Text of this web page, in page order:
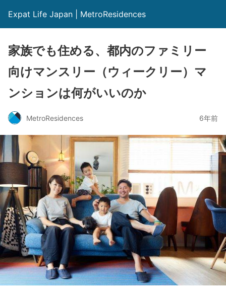
Expat Life Japan | MetroResidences
家族でも住める、都内のファミリー
向けマンスリー（ウィークリー）マ
ンションは何がいいのか
MetroResidences 6年前